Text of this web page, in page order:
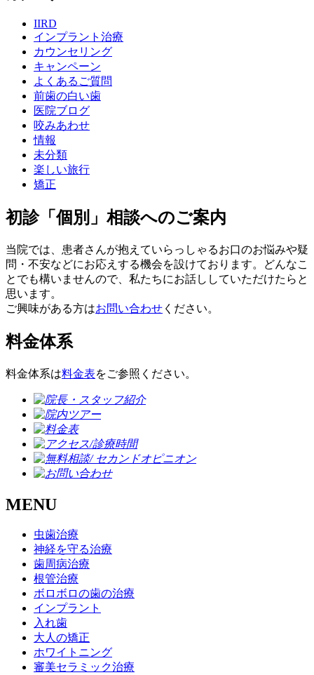
IIRD
インプラント治療
カウンセリング
キャンペーン
よくあるご質問
前歯の白い歯
医院ブログ
咬みあわせ
情報
未分類
楽しい旅行
矯正
初診「個別」相談へのご案内
当院では、患者さんが抱えていらっしゃるお口のお悩みや疑
問・不安などにお応えする機会を設けております。どんなこ
とでも構いませんので、私たちにお話ししていただけたらと
思います。
ご興味がある方はお問い合わせ ください。
料金体系
料金体系は料金表をご参照ください。
MENU
虫歯治療
神経を守る治療
歯周病治療
根管治療
ボロボロの歯の治療
インプラント
入れ歯
大人の矯正
ホワイトニング
審美セラミック治療